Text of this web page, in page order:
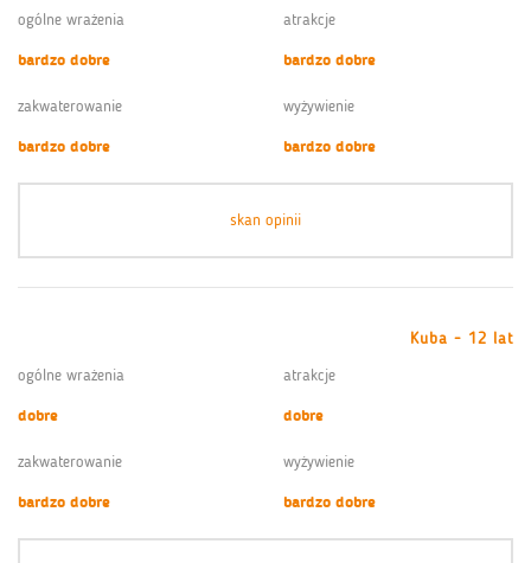
ogólne wrażenia
bardzo dobre
atrakcje
bardzo dobre
zakwaterowanie
bardzo dobre
wyżywienie
bardzo dobre
skan opinii
Kuba - 12 lat
ogólne wrażenia
dobre
atrakcje
dobre
zakwaterowanie
bardzo dobre
wyżywienie
bardzo dobre